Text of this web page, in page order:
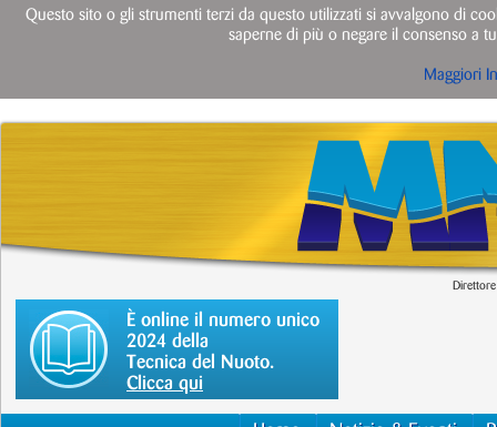
È online il numero unico
2024 della
Tecnica del Nuoto.
Clicca qui
Questo sito o gli strumenti terzi da questo utilizzati si avvalgono di
saperne di più o negare il consenso a
Maggiori